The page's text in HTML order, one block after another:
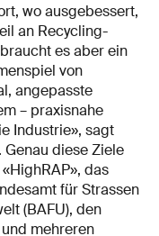
wo ausgebessert,
an Recycling-
es aber ein
von
angepasste
– praxisnahe
Industrie», sagt
diese Ziele
das
für Strassen
(BAFU), den
mehreren